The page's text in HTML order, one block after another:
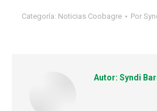
Categoría: Noticias Coobagre Por
Autor: Syndi